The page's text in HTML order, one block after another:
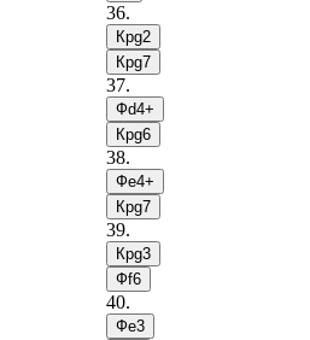
36.
Крg2
Крg7
37.
Фd4+
Крg6
38.
Фe4+
Крg7
39.
Крg3
Фf6
40.
Фe3